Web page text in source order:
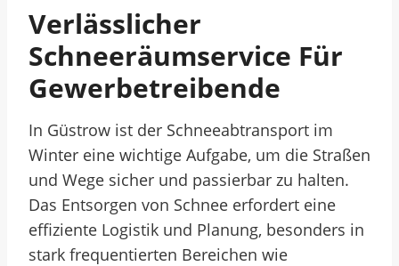
Verlässlicher
Schneeräumservice Für
Gewerbetreibende
In Güstrow ist der Schneeabtransport im
Winter eine wichtige Aufgabe, um die Straßen
und Wege sicher und passierbar zu halten.
Das Entsorgen von Schnee erfordert eine
effiziente Logistik und Planung, besonders in
stark frequentierten Bereichen wie